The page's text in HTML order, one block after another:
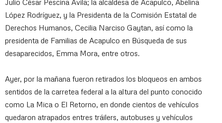
Julio César Pescina Ávila; la alcaldesa de Acapulco, Abelina
López Rodríguez, y la Presidenta de la Comisión Estatal de
Derechos Humanos, Cecilia Narciso Gaytan, así como la
presidenta de Familias de Acapulco en Búsqueda de sus
desaparecidos, Emma Mora, entre otros.
Ayer, por la mañana fueron retirados los bloqueos en ambos
sentidos de la carretea federal a la altura del punto conocido
como La Mica o El Retorno, en donde cientos de vehículos
quedaron atrapados entres tráilers, autobuses y vehículos